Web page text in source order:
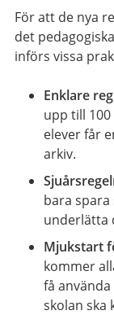
För att de nya
det
införs vissa
Enklare
upp till
elever får
arkiv.
bara
underlätta
Mjukstart
kommer
få
skolan ska